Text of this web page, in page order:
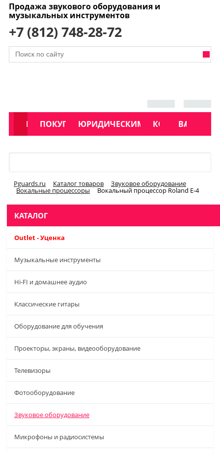
Продажа звукового оборудования и
музыкальных инструментов
+7 (812) 748-28-72
АКЦИИ
КАТАЛОГ
ПОКУПАТЕЛЯМЮРИДИЧЕСКИМ ЛИЦАМКОНТАКТЫ
УСЛУГИ
Pguards.ru Каталог товаров Звуковое оборудование
Вокальные процессоры Вокальный процессор Roland E-4
КАТАЛОГ
Outlet - Уценка
Музыкальные инструменты
Hi-FI и домашнее аудио
Классические гитары
Оборудование для обучения
Проекторы, экраны, видеооборудование
Телевизоры
Фотооборудование
Звуковое оборудование
Микрофоны и радиосистемы